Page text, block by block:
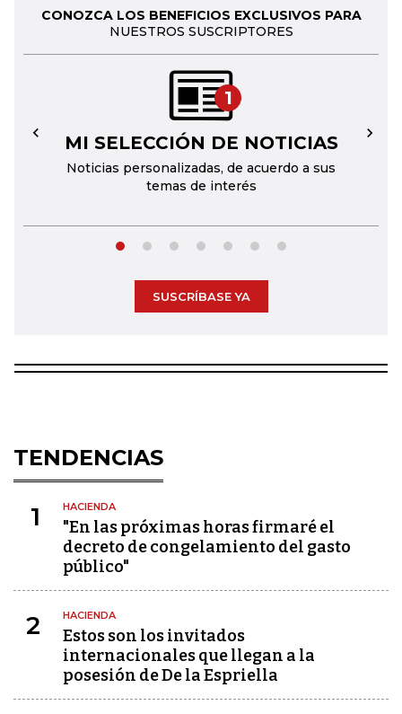
CONOZCA LOS BENEFICIOS EXCLUSIVOS PARA
NUESTROS SUSCRIPTORES
1
MI SELECCIÓN DE NOTICIAS
Noticias personalizadas, de acuerdo a sus
temas de interés
← →
SUSCRÍBASE YA
TENDENCIAS
1 HACIENDA
"En las próximas horas firmaré el
decreto de congelamiento del gasto
público"
2 HACIENDA
Estos son los invitados
internacionales que llegan a la
posesión de De la Espriella